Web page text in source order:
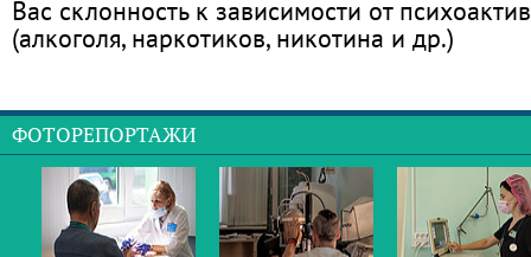
Вас склонность к зависимости от
(алкоголя, наркотиков, никотина и др.)
ФОТОРЕПОРТАЖИ